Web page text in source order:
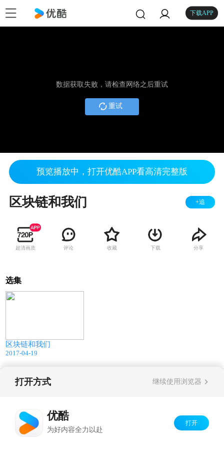
下载APP
数据获取失败，请检查网络之后重试
重试
预览播放中，打开优酷APP看高清完整版
区块链和我们 +追
超清画质 评论 收藏 下载 分享
选集
区块链和我们
2017-04-19
版权所有
打开方式 继续使用浏览器
优酷
为好内容全力以赴
打开